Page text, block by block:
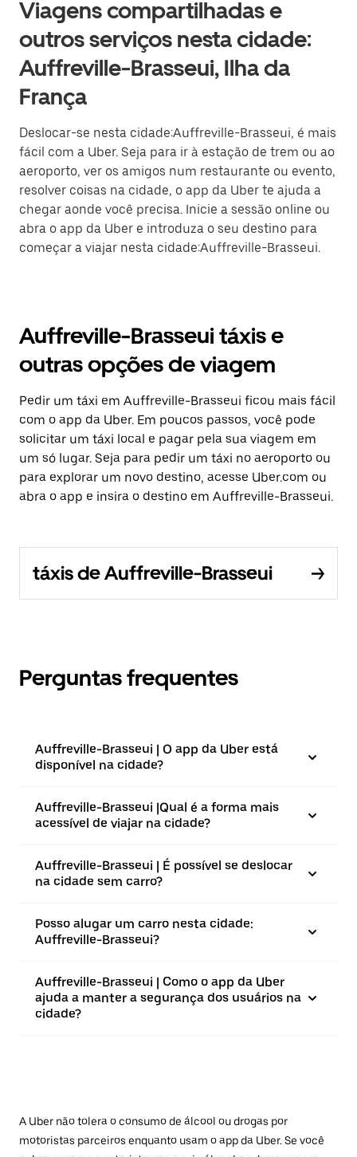
Viagens compartilhadas e
outros serviços nesta cidade:
Auffreville-Brasseui, Ilha da
França
Deslocar-se nesta cidade:Auffreville-Brasseui, é mais
fácil com a Uber. Seja para ir à estação de trem ou ao
aeroporto, ver os amigos num restaurante ou evento,
resolver coisas na cidade, o app da Uber te ajuda a
chegar aonde você precisa. Inicie a sessão online ou
abra o app da Uber e introduza o seu destino para
começar a viajar nesta cidade:Auffreville-Brasseui.
Auffreville-Brasseui táxis e
outras opções de viagem
Pedir um táxi em Auffreville-Brasseui ficou mais fácil
com o app da Uber. Em poucos passos, você pode
solicitar um táxi local e pagar pela sua viagem em
um só lugar. Seja para pedir um táxi no aeroporto ou
para explorar um novo destino, acesse Uber.com ou
abra o app e insira o destino em Auffreville-Brasseui.
táxis de Auffreville-Brasseui
Perguntas frequentes
Auffreville-Brasseui | O app da Uber está
disponível na cidade?
Auffreville-Brasseui |⁠Qual é a forma mais
acessível de viajar na cidade?
Auffreville-Brasseui | É possível se deslocar
na cidade sem carro?
Posso alugar um carro nesta cidade:
Auffreville-Brasseui?
Auffreville-Brasseui | Como o app da Uber
ajuda a manter a segurança dos usuários na
cidade?
A Uber não tolera o consumo de álcool ou drogas por
motoristas parceiros enquanto usam o app da Uber. Se você